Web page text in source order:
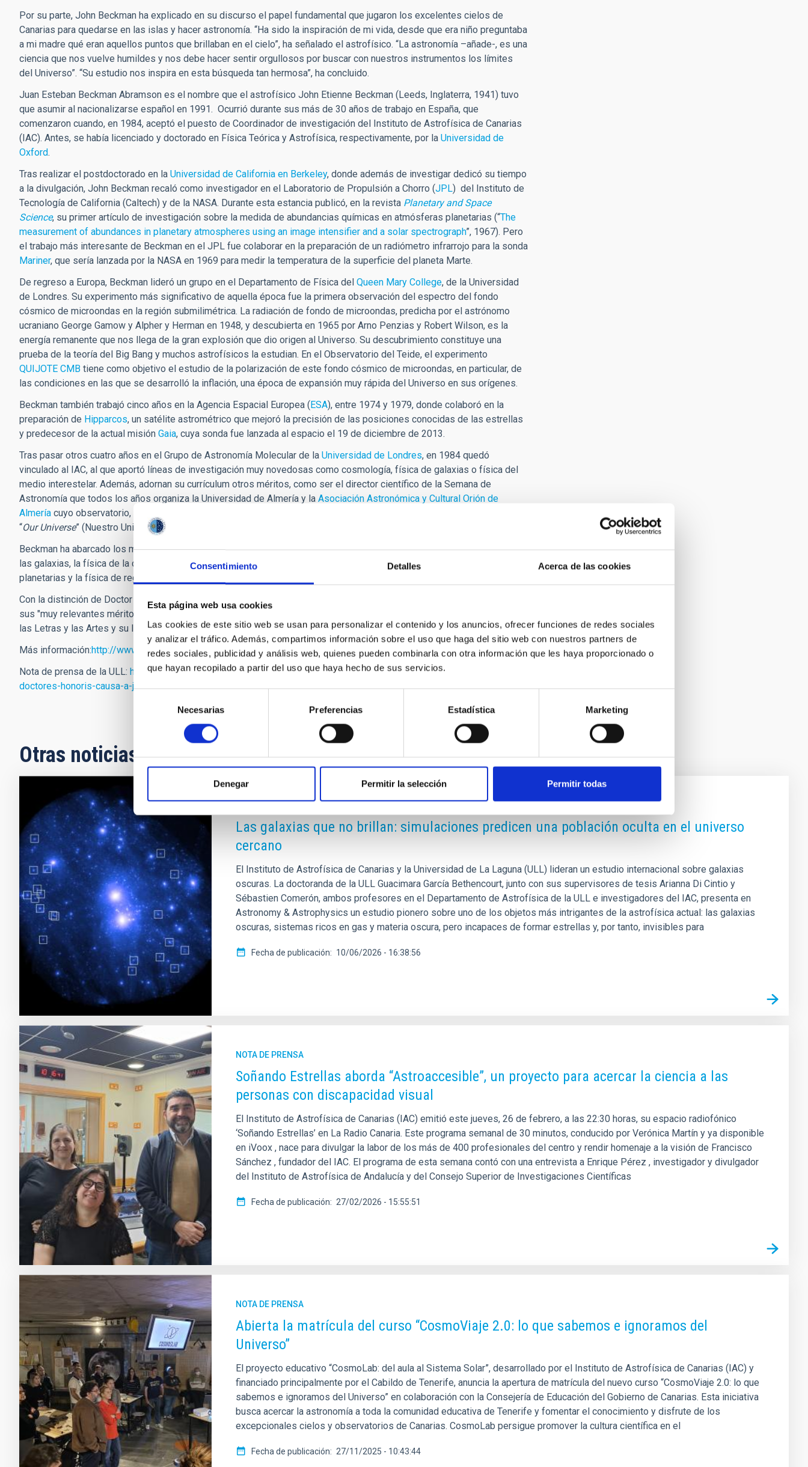
Consentimiento Detalles Acerca de las cookies
Esta página web usa cookies
Las cookies de este sitio web se usan para personalizar el contenido y los anuncios, ofrecer funciones de redes sociales
y analizar el tráfico. Además, compartimos información sobre el uso que haga del sitio web con nuestros partners de
redes sociales, publicidad y análisis web, quienes pueden combinarla con otra información que les haya proporcionado o
que hayan recopilado a partir del uso que haya hecho de sus servicios.
consentimiento
Necesarias Preferencias Estadística Marketing
Denegar Permitir la selección Permitir todas
Por su parte, John Beckman ha explicado en su discurso el papel fundamental que jugaron los excelentes cielos de
Canarias para quedarse en las islas y hacer astronomía. “Ha sido la inspiración de mi vida, desde que era niño preguntaba
a mi madre qué eran aquellos puntos que brillaban en el cielo”, ha señalado el astrofísico. “La astronomía –añade-, es una
ciencia que nos vuelve humildes y nos debe hacer sentir orgullosos por buscar con nuestros instrumentos los límites
del Universo”. “Su estudio nos inspira en esta búsqueda tan hermosa”, ha concluido.
Juan Esteban Beckman Abramson es el nombre que el astrofísico John Etienne Beckman (Leeds, Inglaterra, 1941) tuvo
que asumir al nacionalizarse español en 1991. Ocurrió durante sus más de 30 años de trabajo en España, que
comenzaron cuando, en 1984, aceptó el puesto de Coordinador de investigación del Instituto de Astrofísica de Canarias
(IAC). Antes, se había licenciado y doctorado en Física Teórica y Astrofísica, respectivamente, por la Universidad de
Oxford.
Tras realizar el postdoctorado en la Universidad de California en Berkeley, donde además de investigar dedicó su tiempo
a la divulgación, John Beckman recaló como investigador en el Laboratorio de Propulsión a Chorro (JPL) del Instituto de
Tecnología de California (Caltech) y de la NASA. Durante esta estancia publicó, en la revista Planetary and Space
Science, su primer artículo de investigación sobre la medida de abundancias químicas en atmósferas planetarias (“The
measurement of abundances in planetary atmospheres using an image intensifier and a solar spectrograph”, 1967). Pero
el trabajo más interesante de Beckman en el JPL fue colaborar en la preparación de un radiómetro infrarrojo para la sonda
Mariner, que sería lanzada por la NASA en 1969 para medir la temperatura de la superficie del planeta Marte.
De regreso a Europa, Beckman lideró un grupo en el Departamento de Física del Queen Mary College, de la Universidad
de Londres. Su experimento más significativo de aquella época fue la primera observación del espectro del fondo
cósmico de microondas en la región submilimétrica. La radiación de fondo de microondas, predicha por el astrónomo
ucraniano George Gamow y Alpher y Herman en 1948, y descubierta en 1965 por Arno Penzias y Robert Wilson, es la
energía remanente que nos llega de la gran explosión que dio origen al Universo. Su descubrimiento constituye una
prueba de la teoría del Big Bang y muchos astrofísicos la estudian. En el Observatorio del Teide, el experimento
QUIJOTE CMB tiene como objetivo el estudio de la polarización de este fondo cósmico de microondas, en particular, de
las condiciones en las que se desarrolló la inflación, una época de expansión muy rápida del Universo en sus orígenes.
Beckman también trabajó cinco años en la Agencia Espacial Europea (ESA), entre 1974 y 1979, donde colaboró en la
preparación de Hipparcos, un satélite astrométrico que mejoró la precisión de las posiciones conocidas de las estrellas
y predecesor de la actual misión Gaia, cuya sonda fue lanzada al espacio el 19 de diciembre de 2013.
Tras pasar otros cuatro años en el Grupo de Astronomía Molecular de la Universidad de Londres, en 1984 quedó
vinculado al IAC, al que aportó líneas de investigación muy novedosas como cosmología, física de galaxias o física del
medio interestelar. Además, adornan su currículum otros méritos, como ser el director científico de la Semana de
Astronomía que todos los años organiza la Universidad de Almería y la Asociación Astronómica y Cultural Orión de
Almería cuyo observatorio, desde 2012, lleva su nombre. Este astrofísico también ha dirigido dos series documentales:
“Our Universe” (Nuestro Universo) y “Bolivia, el corazón de un continente”, ambos emitidos en RTVE.
Beckman ha abarcado los más diversos temas, desde la radiación de fondo cósmico, el origen, estructura y evolución de
las galaxias, la física de la cromosfera solar y de estrellas más lejanas, las abundancias moleculares en atmósferas
planetarias y la física de regiones ionizadas HII, hasta el desarrollo de biodigestores y energías renovables en Bolivia.
Con la distinción de Doctor Honoris Causa, la Universidad de La Laguna ha querido reconocer, en este universo ecléctico,
sus "muy relevantes méritos y cualidades en el campo de la enseñanza, la investigación científica y técnica, el cultivo de
las Letras y las Artes y su labor en pro de la Universidad y de la cultura en general".
Más información:http://www.iac.es/blog/vialactea/?p=57
Nota de prensa de la ULL: http://ddigital.webs.ull.es/la-ull-celebra-el-conocimiento-y-la-creatividad-nombrando-
doctores-honoris-causa-a-juan-e-beckman-y-manolo-blahnik/
Otras noticias relacionadas
Las galaxias que no brillan: simulaciones predicen una población oculta en el universo
cercano
El Instituto de Astrofísica de Canarias y la Universidad de La Laguna (ULL) lideran un estudio internacional sobre galaxias
oscuras. La doctoranda de la ULL Guacimara García Bethencourt, junto con sus supervisores de tesis Arianna Di Cintio y
Sébastien Comerón, ambos profesores en el Departamento de Astrofísica de la ULL e investigadores del IAC, presenta en
Astronomy & Astrophysics un estudio pionero sobre uno de los objetos más intrigantes de la astrofísica actual: las galaxias
oscuras, sistemas ricos en gas y materia oscura, pero incapaces de formar estrellas y, por tanto, invisibles para
Fecha de publicación 10/06/2026 - 16:38:56
NOTA DE PRENSA
Soñando Estrellas aborda “Astroaccesible”, un proyecto para acercar la ciencia a las
personas con discapacidad visual
El Instituto de Astrofísica de Canarias (IAC) emitió este jueves, 26 de febrero, a las 22:30 horas, su espacio radiofónico
‘Soñando Estrellas’ en La Radio Canaria. Este programa semanal de 30 minutos, conducido por Verónica Martín y ya disponible
en iVoox , nace para divulgar la labor de los más de 400 profesionales del centro y rendir homenaje a la visión de Francisco
Sánchez , fundador del IAC. El programa de esta semana contó con una entrevista a Enrique Pérez , investigador y divulgador
del Instituto de Astrofísica de Andalucía y del Consejo Superior de Investigaciones Científicas
Fecha de publicación 27/02/2026 - 15:55:51
NOTA DE PRENSA
Abierta la matrícula del curso “CosmoViaje 2.0: lo que sabemos e ignoramos del
Universo”
El proyecto educativo “CosmoLab: del aula al Sistema Solar”, desarrollado por el Instituto de Astrofísica de Canarias (IAC) y
financiado principalmente por el Cabildo de Tenerife, anuncia la apertura de matrícula del nuevo curso “CosmoViaje 2.0: lo que
sabemos e ignoramos del Universo” en colaboración con la Consejería de Educación del Gobierno de Canarias. Esta iniciativa
busca acercar la astronomía a toda la comunidad educativa de Tenerife y fomentar el conocimiento y disfrute de los
excepcionales cielos y observatorios de Canarias. CosmoLab persigue promover la cultura científica en el
Fecha de publicación 27/11/2025 - 10:43:44